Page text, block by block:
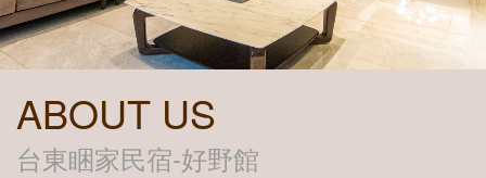
ABOUT US
台東睏家民宿-好野館